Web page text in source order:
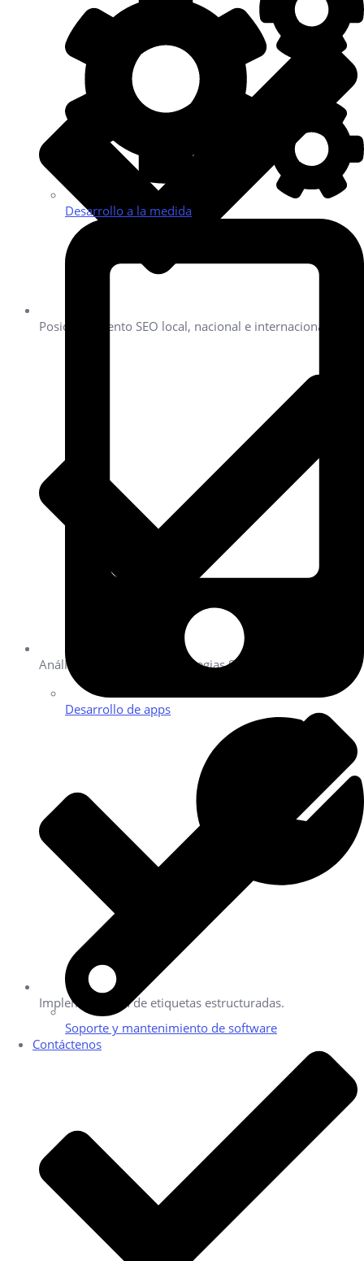
Desarrollo a la medida
Desarrollo de apps
Soporte y mantenimiento de software
Contáctenos
Posicionamiento SEO local, nacional e internacional.
Análisis competitivo y estrategias SEM integradas.
Implementación de etiquetas estructuradas.